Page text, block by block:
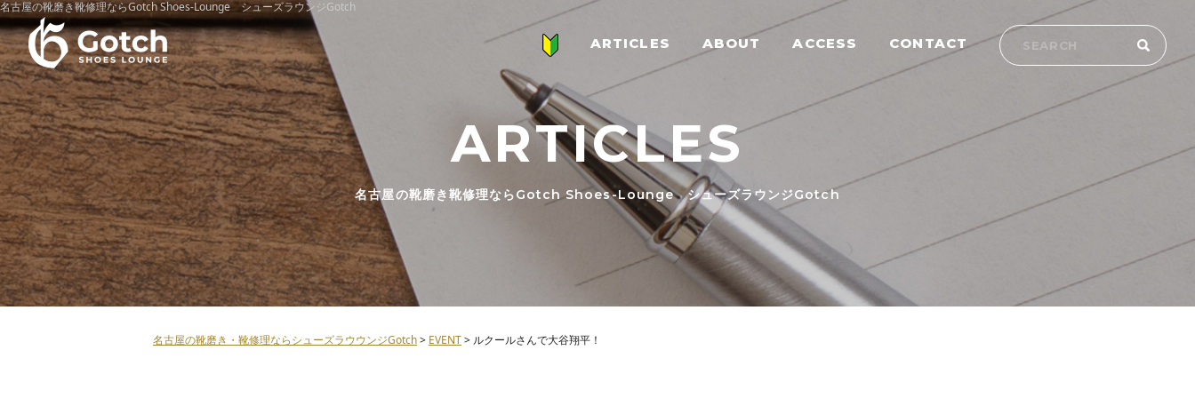
名古屋の靴磨き靴修理ならGotch Shoes-Lounge シューズラウンジGotch
ARTICLES ABOUT ACCESS CONTACT
ARTICLES
名古屋の靴磨き靴修理ならGotch Shoes-Lounge シューズラウンジGotch
名古屋の靴磨き・靴修理ならシューズラウウンジGotch> EVENT> ルクールさんで大谷翔平！